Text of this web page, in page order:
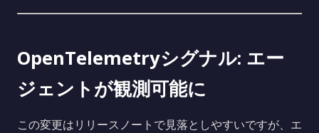
OpenTelemetryシグナル: エー
ジェントが観測可能に
この変更はリリースノートで見落としやすいですが、エ